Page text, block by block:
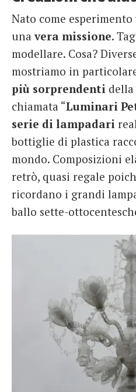
Nato come
unavera missione.
modellare. Cosa?
mostriamo in
più sorprendenti della
chiamata “Luminari
serie di lampadari
bottiglie di plastica
mondo. Composizioni
retrò, quasi regale
ricordano i grandi
ballo sette-